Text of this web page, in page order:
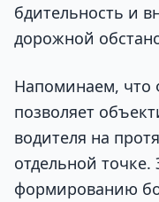
бдительность и
дорожной
Напоминаем, что
позволяет
водителя на
отдельной точке.
формированию